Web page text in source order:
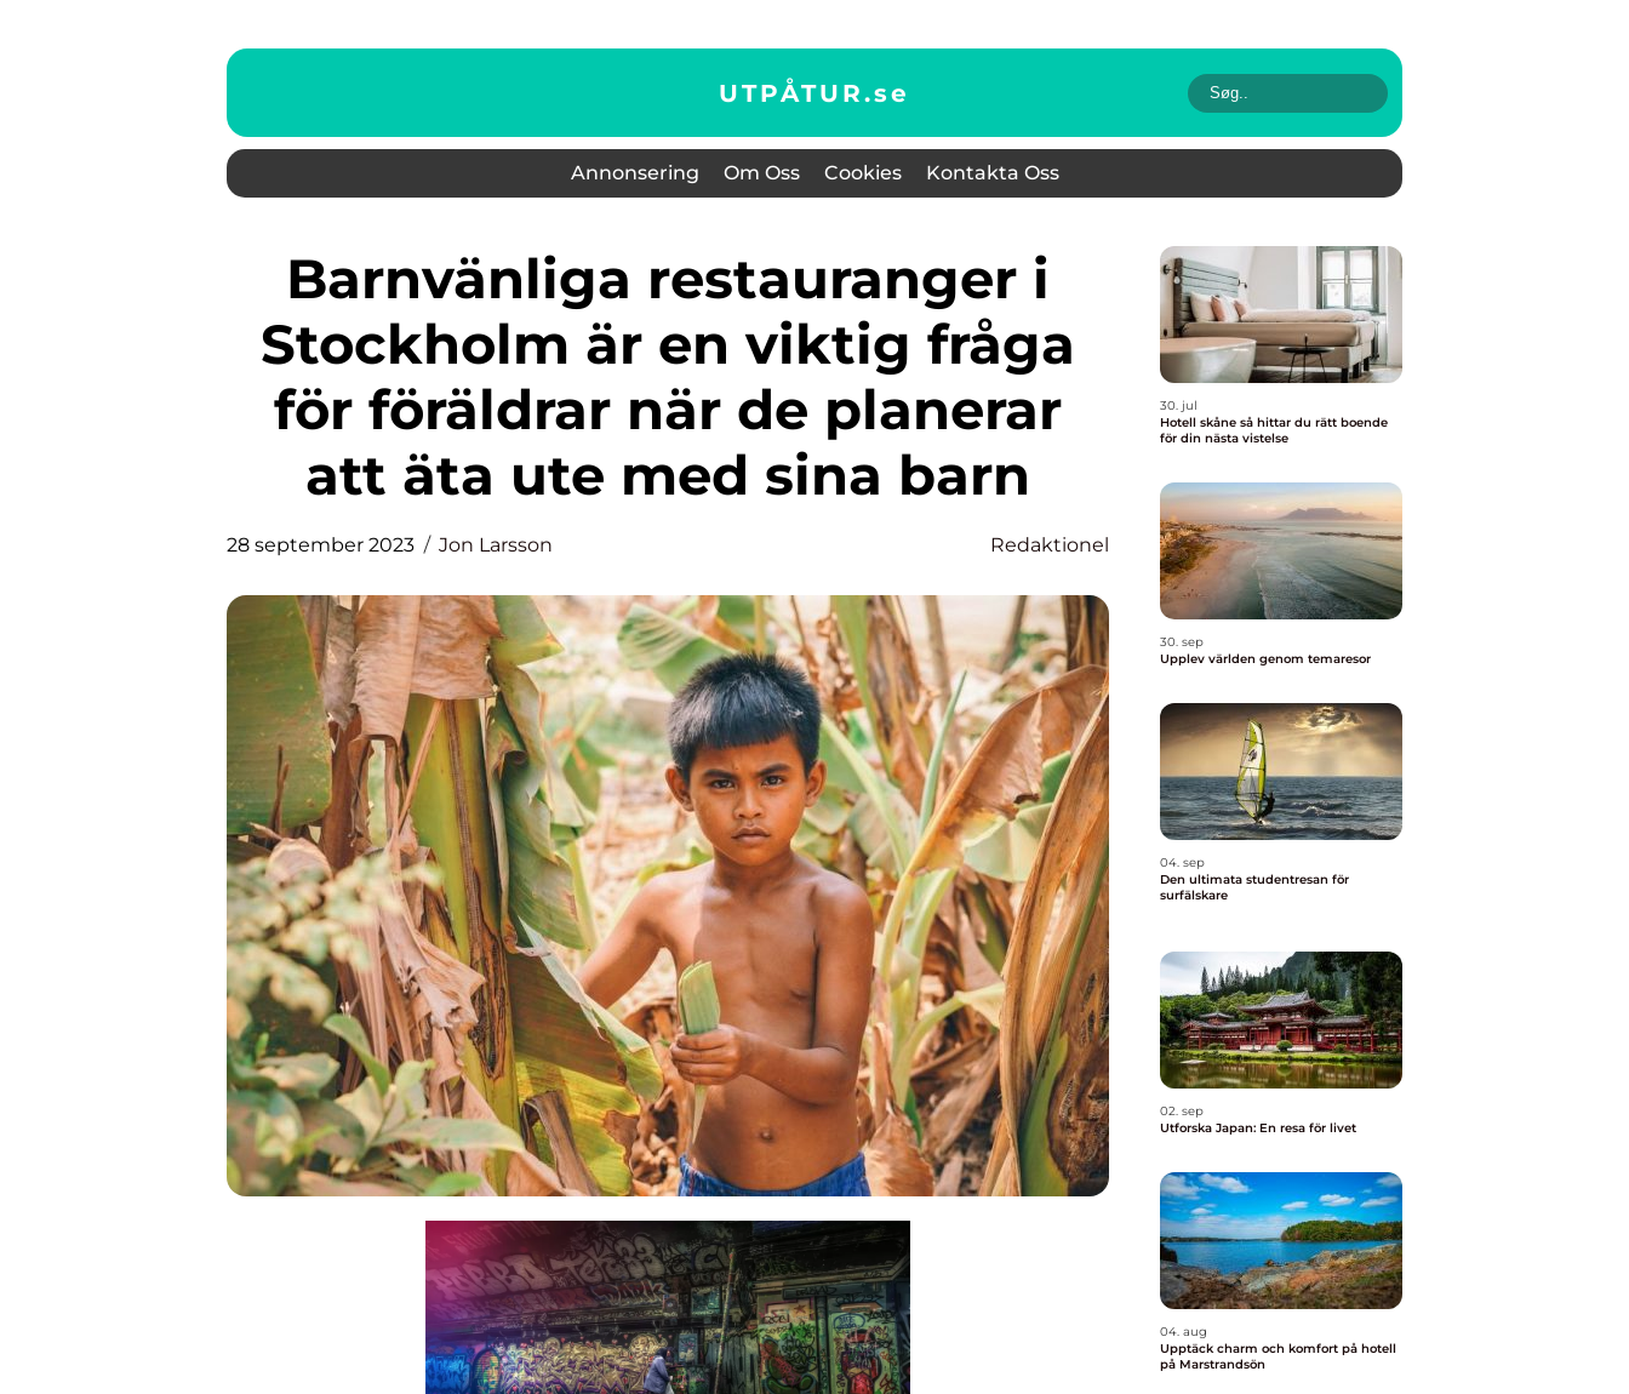
UTPÅTUR.se
Annonsering Om Oss Cookies Kontakta Oss
Barnvänliga restauranger i
Stockholm är en viktig fråga
för föräldrar när de planerar
att äta ute med sina barn
28 september 2023 Jon Larsson Redaktionel
30. jul
Hotell skåne så hittar du rätt boende
för din nästa vistelse
30. sep
Upplev världen genom temaresor
04. sep
Den ultimata studentresan för
surfälskare
02. sep
Utforska Japan: En resa för livet
04. aug
Upptäck charm och komfort på hotell
på Marstrandsön